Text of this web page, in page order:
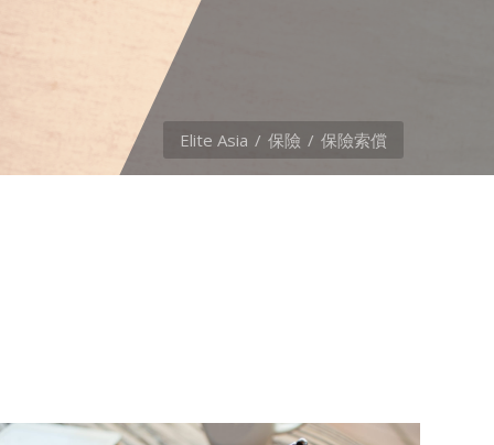
Elite Asia 保險 保險索償